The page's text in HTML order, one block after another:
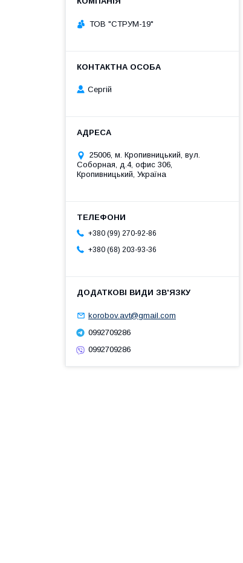
ТОВ "СТРУМ-19"
Сергій
25006, м. Кропивницький, вул.
Соборная, д.4, офис 306,
Кропивницький, Україна
+380 (99) 270-92-86
+380 (68) 203-93-36
korobov.avt@gmail.com
0992709286
0992709286